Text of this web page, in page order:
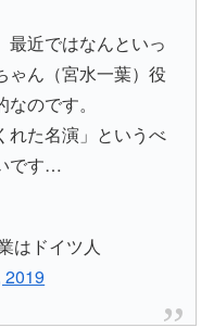
最近ではなんといっ
ゃん（宮水一葉）役
のです。
れた名演」というべ
です…
はドイツ人
2019